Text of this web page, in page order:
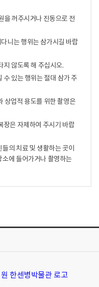
을 꺼주시거나 진동으로 전
니는 행위는 삼가시길 바랍
지 않도록 해 주십시오.
수 있는 행위는 절대 삼가 주
상업적 용도를 위한 촬영은
장은 자제하여 주시기 바랍
의 치료 및 생활하는 곳이
에 들어가거나 촬영하는